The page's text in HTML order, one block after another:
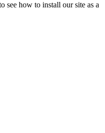
see how to install our site as a